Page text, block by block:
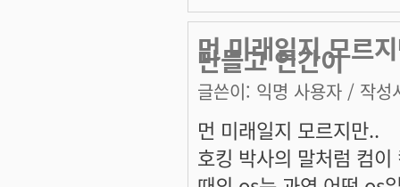
먼 미래일지 모르
만들고 인간이
글쓴이: 익명 사용자 / 작성
먼 미래일지 모르지만..
호킹 박사의 말처럼 컴